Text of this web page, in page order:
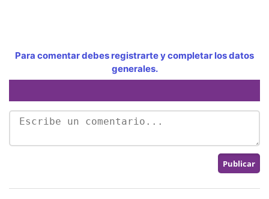
Para comentar debes registrarte y completar los datos
generales.